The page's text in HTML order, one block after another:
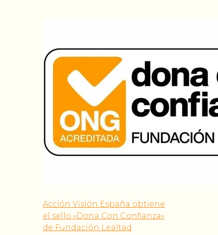
Acción Visión España obtiene
el sello «Dona Con Confianza»
de Fundación Lealtad